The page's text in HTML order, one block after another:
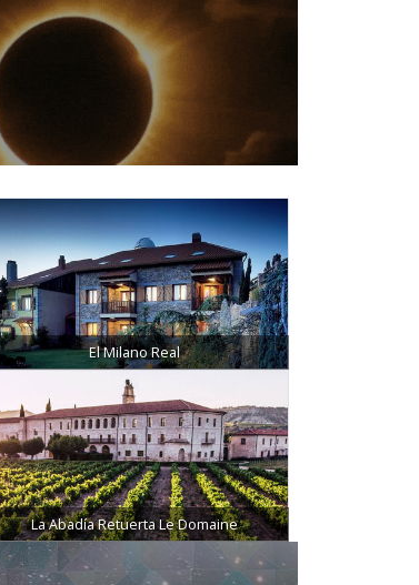
El Milano Real
La Abadía Retuerta Le Domaine